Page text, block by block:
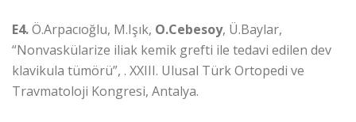
E4.Ö.Arpacıoğlu, M.Işık, O.Cebesoy, Ü.Baylar,
“Nonvaskülarize iliak kemik grefti ile tedavi edilen dev
klavikula tümörü”, . XXIII. Ulusal Türk Ortopedi ve
Travmatoloji Kongresi, Antalya.